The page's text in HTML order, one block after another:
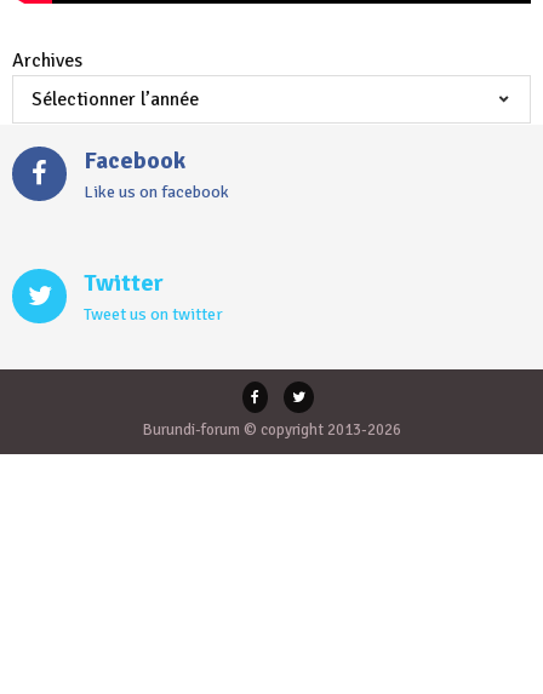
Archives
Facebook
Like us on facebook
Twitter
Tweet us on twitter
Burundi-forum © copyright 2013-2026